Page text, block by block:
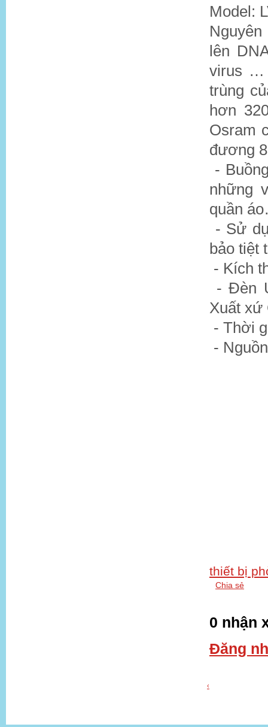
Model:
lên
virus …
trùng
hơn
Osram
đương
-
những
quần
- Sử
bảo tiệt
- Kích
- Đèn
Xuất
- Thời
-
thiết bị
Chia sẻ
0 nhận
Đăng
‹